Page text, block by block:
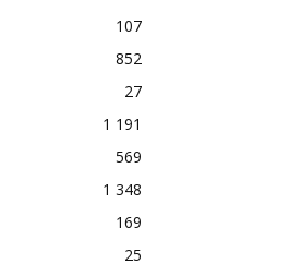
107
852
27
1 191
569
1 348
169
25